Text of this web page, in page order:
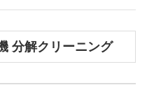
分解クリーニング